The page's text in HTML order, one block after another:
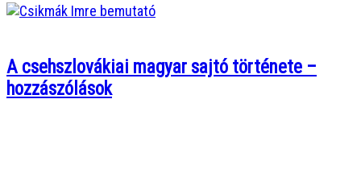
A csehszlovákiai magyar sajtó története –
hozzászólások